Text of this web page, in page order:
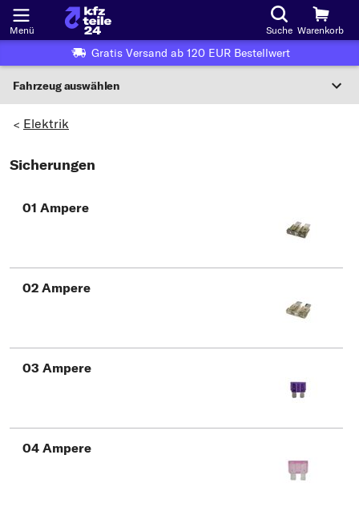
Menü Suche Warenkorb
Gratis Versand ab 120 EUR Bestellwert
Fahrzeug auswählen
Wo finde ich die?
Hersteller wählen
Typ wählen
> Elektrik
Sicherungen
01 Ampere
02 Ampere
03 Ampere
04 Ampere